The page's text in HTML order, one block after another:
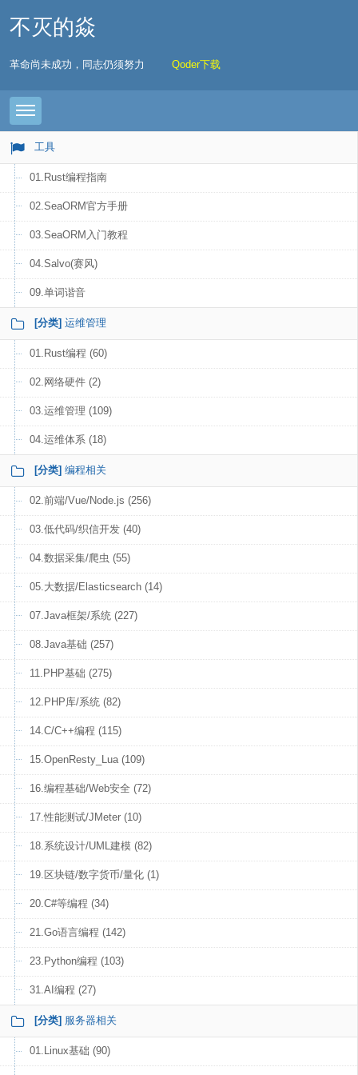
不灭的焱
革命尚未成功，同志仍须努力 Qoder下载
Toggle navigation
工具
01.Rust编程指南
02.SeaORM官方手册
03.SeaORM入门教程
04.Salvo(赛风)
09.单词谐音
[分类] 运维管理
01.Rust编程 (60)
02.网络硬件 (2)
03.运维管理 (109)
04.运维体系 (18)
[分类] 编程相关
02.前端/Vue/Node.js (256)
03.低代码/织信开发 (40)
04.数据采集/爬虫 (55)
05.大数据/Elasticsearch (14)
07.Java框架/系统 (227)
08.Java基础 (257)
11.PHP基础 (275)
12.PHP库/系统 (82)
14.C/C++编程 (115)
15.OpenResty_Lua (109)
16.编程基础/Web安全 (72)
17.性能测试/JMeter (10)
18.系统设计/UML建模 (82)
19.区块链/数字货币/量化 (1)
20.C#等编程 (34)
21.Go语言编程 (142)
23.Python编程 (103)
31.AI编程 (27)
[分类] 服务器相关
01.Linux基础 (90)